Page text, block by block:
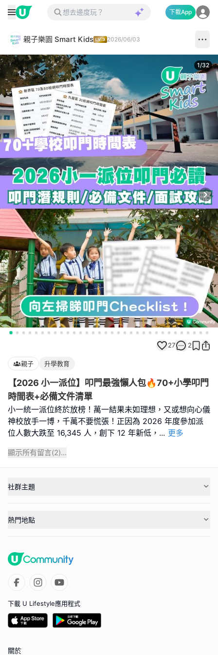
下載App
親子樂園 Smart Kids 2026/06/03
1/32
27 2
親子 升學教育
【2026 小一派位】叩門最強懶人包🔥70+小學叩門
時間表+必備文件清單
小一統一派位終於放榜！萬一結果未如理想，又或想向心儀
神校放手一博，千萬不要慌張！正因為 2026 年度參加派
位人數大跌至 16,345 人，創下 12 年新低， ... 更多
顯示所有留言(2)...
社群主題
熱門地點
下載 U Lifestyle應用程式
關於